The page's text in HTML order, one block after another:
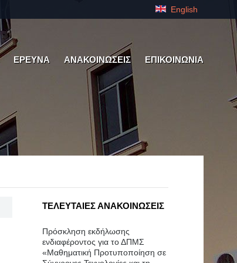
English
ΕΡΕΥΝΑ ΑΝΑΚΟΙΝΩΣΕΙΣ ΕΠΙΚΟΙΝΩΝΙΑ
ΤΕΛΕΥΤΑΙΕΣ ΑΝΑΚΟΙΝΩΣΕΙΣ
Πρόσκληση εκδήλωσης
ενδιαφέροντος για το ΔΠΜΣ
«Μαθηματική Προτυποποίηση σε